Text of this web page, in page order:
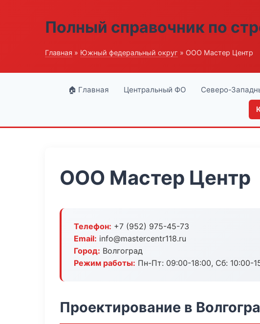
Полный справочник по
Главная » Южный федеральный округ » ООО Мастер Центр
🏠 Главная Центральный ФО Северо-
ООО Мастер Центр
Телефон: +7 (952) 975-45-73
Email: info@mastercentr118.ru
Город: Волгоград
Режим работы: Пн-Пт: 09:00-18:00, Сб: 10:00-
Проектирование в